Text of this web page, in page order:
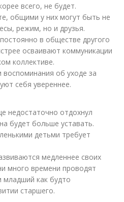
всего, не будет.
общими у них могут быть не
режим, но и друзья.
в обществе другого
осваивают коммуникации
коллективе.
об уходе за
себя увереннее.
недостаточно отдохнул
будет больше уставать.
детьми требует
медленнее своих
много времени проводят
младший как будто
старшего.